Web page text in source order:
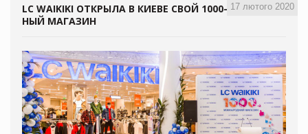
17 лютого 2020
LC WAIKIKI ОТКРЫЛА В КИЕВЕ СВОЙ 1000-
НЫЙ МАГАЗИН